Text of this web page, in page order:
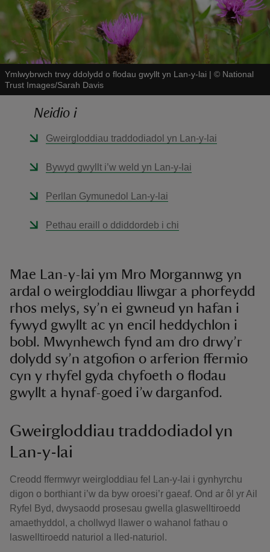
Ymlwybrwch trwy ddolydd o flodau gwyllt yn Lan-y-lai | © National
Trust Images/Sarah Davis
Neidio i
Gweirgloddiau traddodiadol yn Lan-y-lai
Bywyd gwyllt i’w weld yn Lan-y-lai
Perllan Gymunedol Lan-y-lai
Pethau eraill o ddiddordeb i chi
Mae Lan-y-lai ym Mro Morgannwg yn
ardal o weirgloddiau lliwgar a phorfeydd
rhos melys, sy’n ei gwneud yn hafan i
fywyd gwyllt ac yn encil heddychlon i
bobl. Mwynhewch fynd am dro drwy’r
dolydd sy’n atgofion o arferion ffermio
cyn y rhyfel gyda chyfoeth o flodau
gwyllt a hynaf-goed i’w darganfod.
Gweirgloddiau traddodiadol yn
Lan-y-lai
Creodd ffermwyr weirgloddiau fel Lan-y-lai i gynhyrchu
digon o borthiant i’w da byw oroesi’r gaeaf. Ond ar ôl yr Ail
Ryfel Byd, dwysaodd prosesau gwella glaswelltiroedd
amaethyddol, a chollwyd llawer o wahanol fathau o
laswelltiroedd naturiol a lled-naturiol.